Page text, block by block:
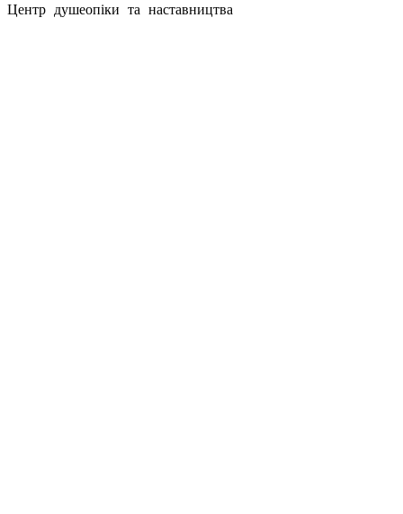
Центр душеопіки та наставництва